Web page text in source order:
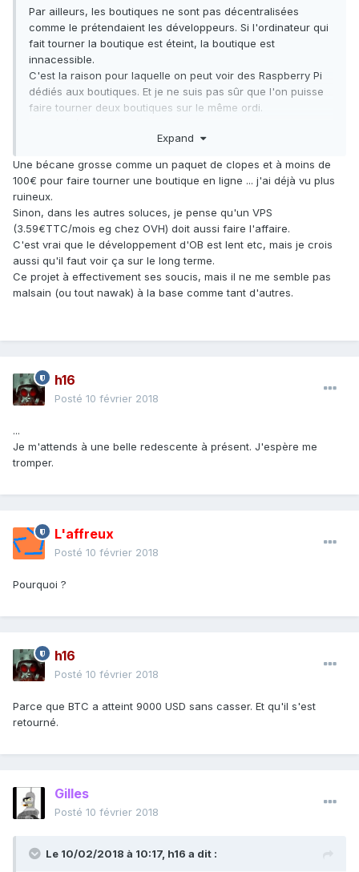
(more on that later) so you’re paying for one extra Bitcoin
transaction fee.
Par ailleurs, les boutiques ne sont pas décentralisées
comme le prétendaient les développeurs. Si l'ordinateur qui
fait tourner la boutique est éteint, la boutique est
innacessible.
C'est la raison pour laquelle on peut voir des Raspberry Pi
dédiés aux boutiques. Et je ne suis pas sûr que l'on puisse
faire tourner deux boutiques sur le même ordi.
Expand
Une bécane grosse comme un paquet de clopes et à moins de
100€ pour faire tourner une boutique en ligne ... j'ai déjà vu plus
ruineux.
Sinon, dans les autres soluces, je pense qu'un VPS
(3.59€TTC/mois eg chez OVH) doit aussi faire l'affaire.
C'est vrai que le développement d'OB est lent etc, mais je crois
aussi qu'il faut voir ça sur le long terme.
Ce projet à effectivement ses soucis, mais il ne me semble pas
malsain (ou tout nawak) à la base comme tant d'autres.
h16
Posté 10 février 2018
...
Je m'attends à une belle redescente à présent. J'espère me
tromper.
L'affreux
Posté 10 février 2018
Pourquoi ?
h16
Posté 10 février 2018
Parce que BTC a atteint 9000 USD sans casser. Et qu'il s'est
retourné.
Gilles
Posté 10 février 2018
Le 10/02/2018 à 10:17, h16 a dit :